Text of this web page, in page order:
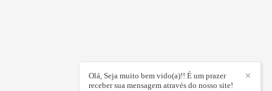
✕
Olá, Seja muito bem vido(a)!! É um prazer
receber sua mensagem através do nosso site!